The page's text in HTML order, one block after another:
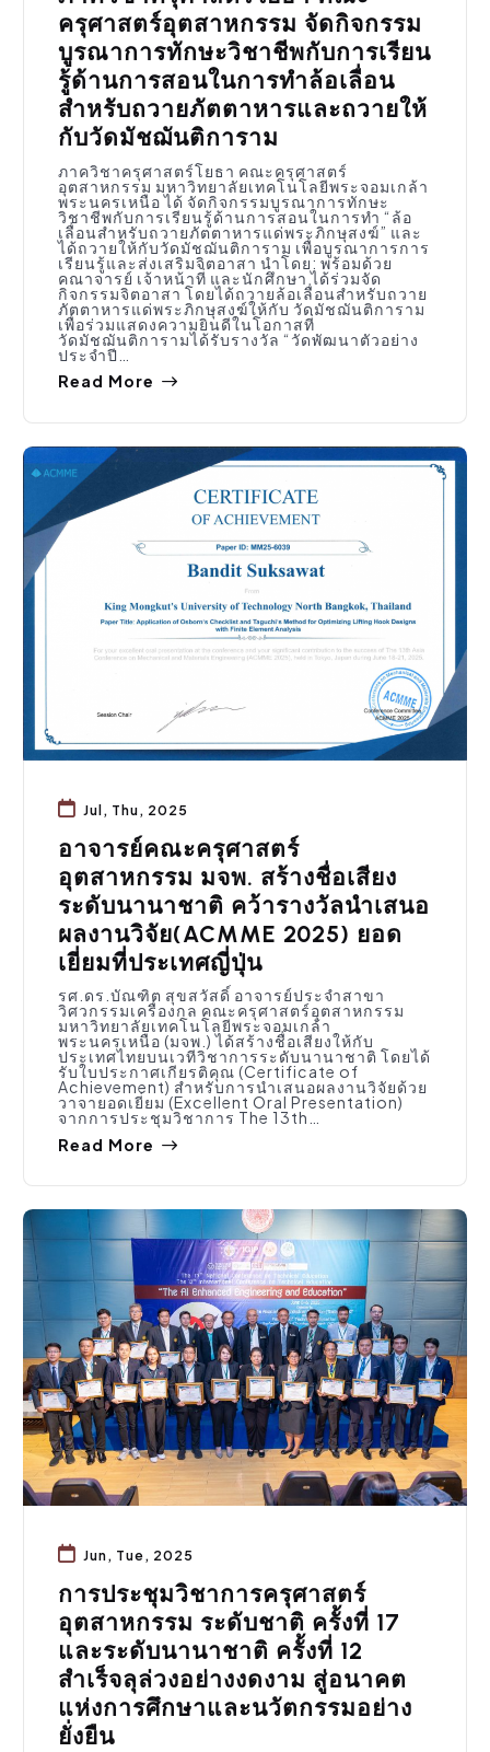
ครุศาสตร์อุตสาหกรรม จัดกิจกรรม
บูรณาการทักษะวิชาชีพกับการเรียน
รู้ด้านการสอนในการทำล้อเลื่อน
สำหรับถวายภัตตาหารและถวายให้
กับวัดมัชฌันติการาม
ภาควิชาครุศาสตร์โยธา คณะครุศาสตร์
อุตสาหกรรม มหาวิทยาลัยเทคโนโลยีพระจอมเกล้า
พระนครเหนือ ได้ จัดกิจกรรมบูรณาการทักษะ
วิชาชีพกับการเรียนรู้ด้านการสอนในการทำ “ล้อ
เลื่อนสำหรับถวายภัตตาหารแด่พระภิกษุสงฆ์” และ
ได้ถวายให้กับวัดมัชฌันติการาม เพื่อบูรณาการการ
เรียนรู้และส่งเสริมจิตอาสา นำโดย: พร้อมด้วย
คณาจารย์ เจ้าหน้าที่ และนักศึกษา ได้ร่วมจัด
กิจกรรมจิตอาสา โดยได้ถวายล้อเลื่อนสำหรับถวาย
ภัตตาหารแด่พระภิกษุสงฆ์ให้กับ วัดมัชฌันติการาม
เพื่อร่วมแสดงความยินดีในโอกาสที่
วัดมัชฌันติการามได้รับรางวัล “วัดพัฒนาตัวอย่าง
ประจำปี…
Read More
ข่าวประชาสัมพันธ์,ประชาสัมพันธ์
Jul, Thu, 2025
อาจารย์คณะครุศาสตร์
อุตสาหกรรม มจพ. สร้างชื่อเสียง
ระดับนานาชาติ คว้ารางวัลนำเสนอ
ผลงานวิจัย(ACMME 2025) ยอด
เยี่ยมที่ประเทศญี่ปุ่น
รศ.ดร.บัณฑิต สุขสวัสดิ์ อาจารย์ประจำสาขา
วิศวกรรมเครื่องกล คณะครุศาสตร์อุตสาหกรรม
มหาวิทยาลัยเทคโนโลยีพระจอมเกล้า
พระนครเหนือ (มจพ.) ได้สร้างชื่อเสียงให้กับ
ประเทศไทยบนเวทีวิชาการระดับนานาชาติ โดยได้
รับใบประกาศเกียรติคุณ (Certificate of
Achievement) สำหรับการนำเสนอผลงานวิจัยด้วย
วาจายอดเยี่ยม (Excellent Oral Presentation)
จากการประชุมวิชาการ The 13th…
Read More
กิจกรรมคณะ ,ข่าวประชาสัมพันธ์, ประชาสัมพันธ์
Jun, Tue, 2025
การประชุมวิชาการครุศาสตร์
อุตสาหกรรม ระดับชาติ ครั้งที่ 17
และระดับนานาชาติ ครั้งที่ 12
สำเร็จลุล่วงอย่างงดงาม สู่อนาคต
แห่งการศึกษาและนวัตกรรมอย่าง
ยั่งยืน